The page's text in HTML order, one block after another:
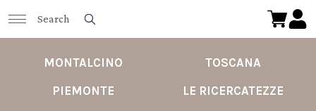
MONTALCINO
TOSCANA
PIEMONTE
LE RICERCATEZZE